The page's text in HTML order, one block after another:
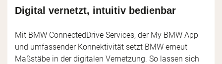
Digital vernetzt, intuitiv bedienbar
Mit BMW ConnectedDrive Services, der My BMW App
und umfassender Konnektivität setzt BMW erneut
Maßstäbe in der digitalen Vernetzung. So lassen sich